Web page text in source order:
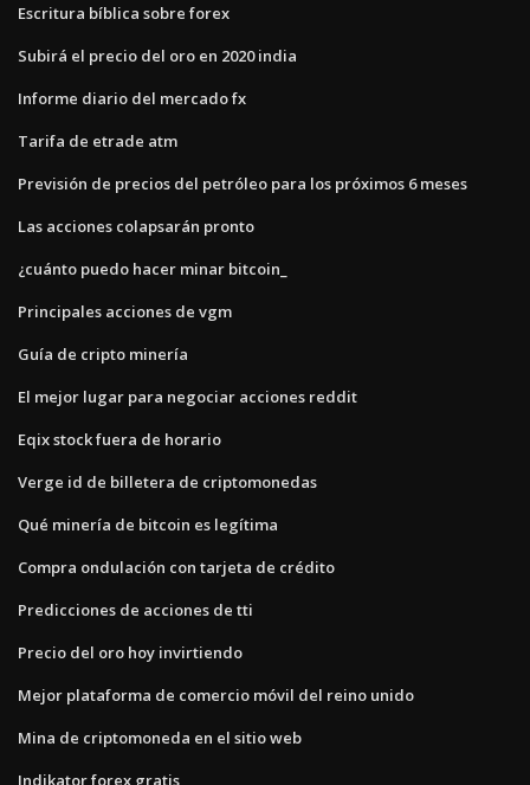
Escritura bíblica sobre forex
Subirá el precio del oro en 2020 india
Informe diario del mercado fx
Tarifa de etrade atm
Previsión de precios del petróleo para los próximos 6 meses
Las acciones colapsarán pronto
¿cuánto puedo hacer minar bitcoin_
Principales acciones de vgm
Guía de cripto minería
El mejor lugar para negociar acciones reddit
Eqix stock fuera de horario
Verge id de billetera de criptomonedas
Qué minería de bitcoin es legítima
Compra ondulación con tarjeta de crédito
Predicciones de acciones de tti
Precio del oro hoy invirtiendo
Mejor plataforma de comercio móvil del reino unido
Mina de criptomoneda en el sitio web
Indikator forex gratis